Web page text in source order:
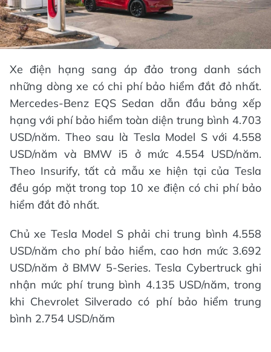
Xe điện hạng sang áp đảo trong danh sách
những dòng xe có chi phí bảo hiểm đắt đỏ nhất.
Mercedes-Benz EQS Sedan dẫn đầu bảng xếp
hạng với phí bảo hiểm toàn diện trung bình 4.703
USD/năm. Theo sau là Tesla Model S với 4.558
USD/năm và BMW i5 ở mức 4.554 USD/năm.
Theo Insurify, tất cả mẫu xe hiện tại của Tesla
đều góp mặt trong top 10 xe điện có chi phí bảo
hiểm đắt đỏ nhất.
Chủ xe Tesla Model S phải chi trung bình 4.558
USD/năm cho phí bảo hiểm, cao hơn mức 3.692
USD/năm ở BMW 5-Series. Tesla Cybertruck ghi
nhận mức phí trung bình 4.135 USD/năm, trong
khi Chevrolet Silverado có phí bảo hiểm trung
bình 2.754 USD/năm